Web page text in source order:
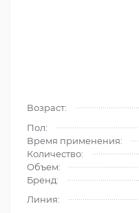
Возраст:
Пол:
Время применения:
Количество:
Объем:
Бренд:
Линия: